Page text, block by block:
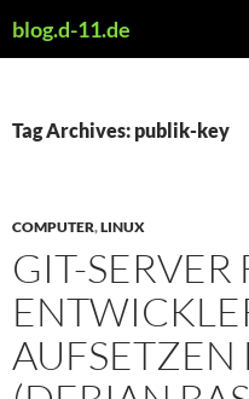
toblog.d-11.de
Tag Archives: publik-key
COMPUTER,LINUX
GIT-